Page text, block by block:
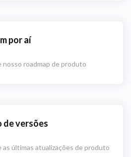
por aí
nosso roadmap de produto
de versões
as últimas atualizações de produto